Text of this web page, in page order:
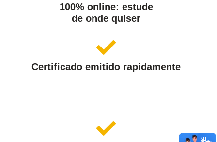
100% online: estude
de onde quiser
Certificado emitido rapidamente